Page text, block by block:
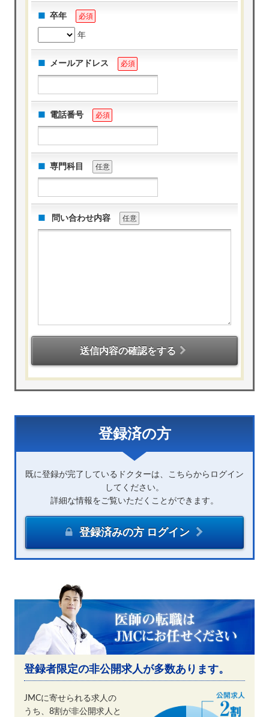
卒年 必須
年
メールアドレス 必須
電話番号 必須
専門科目 任意
問い合わせ内容 任意
送信内容の確認をする
登録済の方
既に登録が完了しているドクターは、こちらからログイン
してください。
詳細な情報をご覧いただくことができます。
登録済みの方 ログイン
登録者限定の非公開求人が多数あります。
JMCに寄せられる求人の
うち、8割が非公開求人と